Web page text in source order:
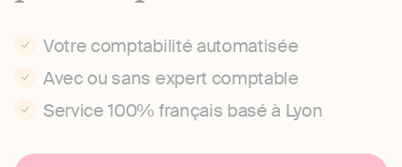
Votre comptabilité automatisée
Avec ou sans expert comptable
Service 100% français basé à Lyon